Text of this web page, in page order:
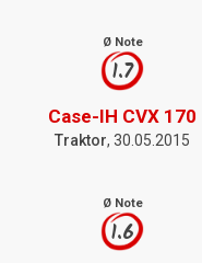
Ø Note
1.7
Case-IH CVX 170
Traktor, 30.05.2015
Ø Note
1.6